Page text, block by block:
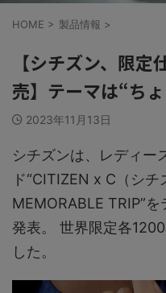
HOME > 製品情報 >
【シチズン、限
売】テーマは“ち
2023年11月13日
シチズンは、レディー
ド“CITIZEN x C（シ
MEMORABLE TRIP”
発表。 世界限定各
した。